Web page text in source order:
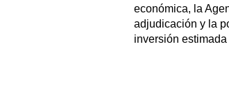
económica, la
adjudicación y la
inversión